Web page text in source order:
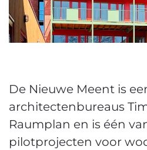
De Nieuwe Meent is
architectenbureaus
Raumplan en is één
pilotprojecten voor